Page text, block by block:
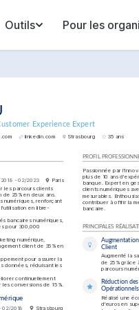
Outils Pour les
Experience Expert
linkedin.com Strasbourg 35 ans
- 02/2023 Paris
les parcours clients
de 25% en deux ans.
numériques, renforçant
en libre-
bancaires numériques,
pour 300,000
numérique,
client de 35% en
pour assurer la
données, réduisant les
continuellement
conversions de 15%.
02/2018
Strasbourg
PROFIL
Passionnée par
plus de 10 ans
banque. Expert en
clients numériques
mesurables.
contribuer à offrir la
bancaire.
PRINCIPALES
Client
Augmenté la
de 25% grâce
parcours
Réduction
Opérationnels
Réalisé une
d'euros en